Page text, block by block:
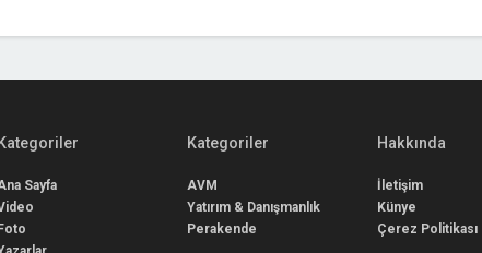
Kategoriler
Sayfa
Foto
Kategoriler
AVM
Yatırım & Danışmanlık
Perakende
Hakkında
İletişim
Künye
Çerez Politikası